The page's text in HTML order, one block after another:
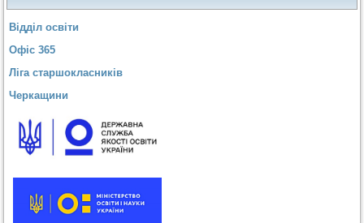
Відділ освіти
Офіс 365
Ліга старшокласників
Черкащини